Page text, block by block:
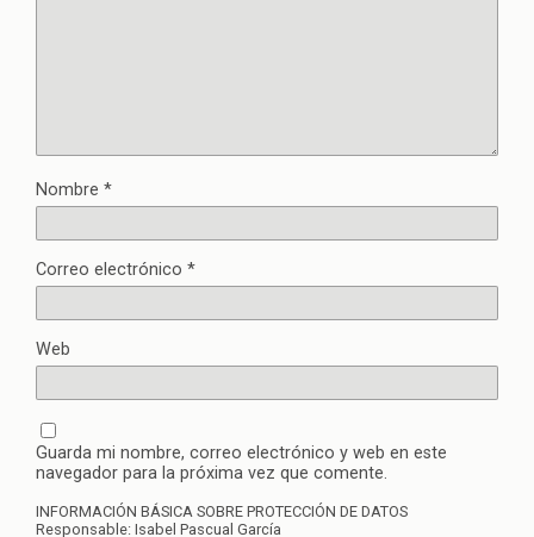
Nombre *
Correo electrónico *
Web
Guarda mi nombre, correo electrónico y web en este
navegador para la próxima vez que comente.
INFORMACIÓN BÁSICA SOBRE PROTECCIÓN DE DATOS
Responsable: Isabel Pascual García